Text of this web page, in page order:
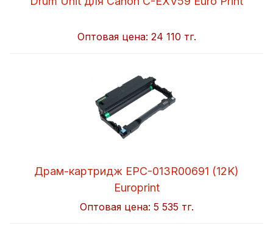
Оптовая цена: 24 110 тг.
Драм-картридж EPC-013R00691 (12K)
Europrint
Оптовая цена: 5 535 тг.